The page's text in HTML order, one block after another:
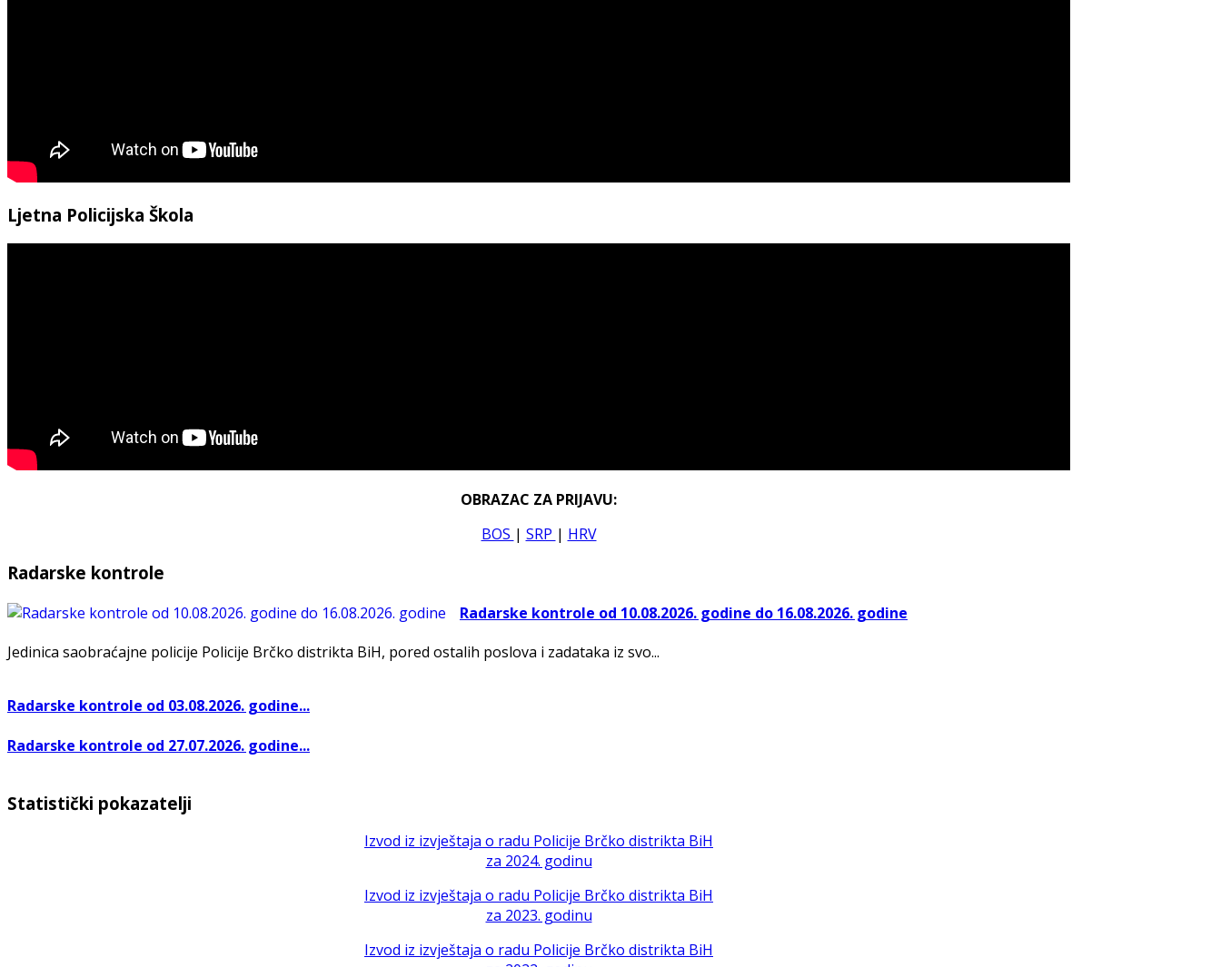
Ljetna Policijska Škola
OBRAZAC ZA PRIJAVU:
BOS | SRP | HRV
Radarske kontrole
Radarske kontrole od 10.08.2026. godine do 16.08.2026. godine
Jedinica saobraćajne policije Policije Brčko distrikta BiH, pored ostalih poslova i zadataka iz svo...
Radarske kontrole od 03.08.2026. godine...
Radarske kontrole od 27.07.2026. godine...
Statistički pokazatelji
Izvod iz izvještaja o radu Policije Brčko distrikta BiH
za 2024. godinu
Izvod iz izvještaja o radu Policije Brčko distrikta BiH
za 2023. godinu
Izvod iz izvještaja o radu Policije Brčko distrikta BiH